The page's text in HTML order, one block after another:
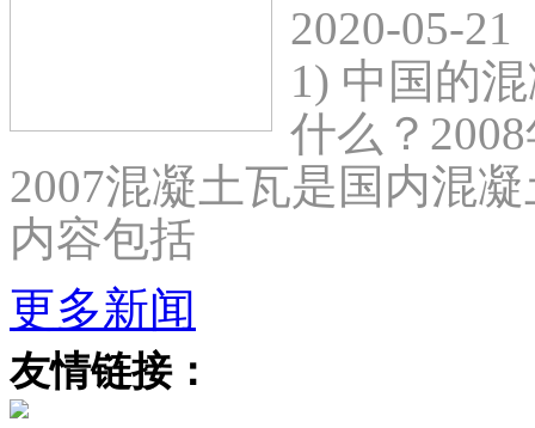
2020-05-21
1) 中国的
什么？
2007混凝土瓦是国内混
内容包括
更多新闻
友情链接：